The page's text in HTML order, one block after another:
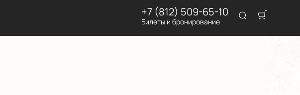
+7 (812) 509-65-10
Билеты и бронирование